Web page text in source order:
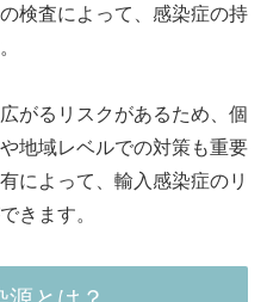
検査によって、感染症の持
がるリスクがあるため、個
地域レベルでの対策も重要
によって、輸入感染症のリ
きます。